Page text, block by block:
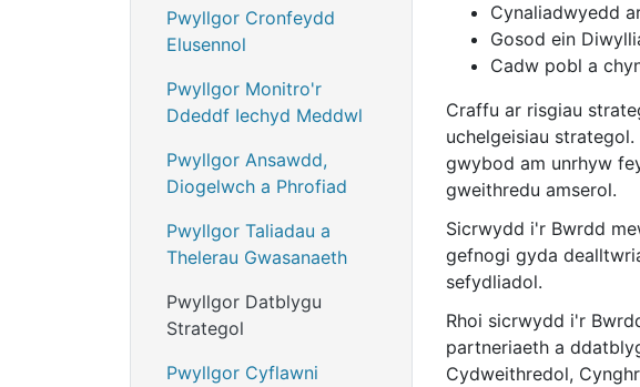
Pwyllgor Cronfeydd
Elusennol
Pwyllgor Monitro'r
Ddeddf Iechyd Meddwl
Pwyllgor Ansawdd,
Diogelwch a Phrofiad
Pwyllgor Taliadau a
Thelerau Gwasanaeth
Pwyllgor Datblygu
Strategol
Pwyllgor Cyflawni
Cynaliadwyedd
Gosod ein
Cadw pobl a
Craffu ar risgiau
uchelgeisiau
gwybod am unrhyw
gweithredu amserol.
Sicrwydd i'r Bwrdd
gefnogi gyda
sefydliadol.
Rhoi sicrwydd i'r
partneriaeth a
Cydweithredol,